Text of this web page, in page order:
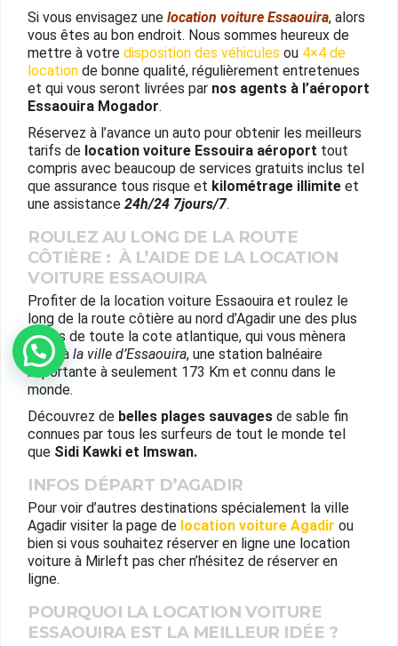
Si vous envisagez une location voiture Essaouira, alors
vous êtes au bon endroit. Nous sommes heureux de
mettre à votre disposition des véhicules ou 4×4 de
location de bonne qualité, régulièrement entretenues
et qui vous seront livrées par nos agents à l’aéroport
Essaouira Mogador.
Réservez à l’avance un auto pour obtenir les meilleurs
tarifs de location voiture Essouira aéroport tout
compris avec beaucoup de services gratuits inclus tel
que assurance tous risque et kilométrage illimite et
une assistance 24h/24 7jours/7.
ROULEZ AU LONG DE LA ROUTE
CÔTIÈRE : À L’AIDE DE LA LOCATION
VOITURE ESSAOUIRA
Profiter de la location voiture Essaouira et roulez le
long de la route côtière au nord d’Agadir une des plus
belles de toute la cote atlantique, qui vous mènera
jusqu’à la ville d’Essaouira, une station balnéaire
importante à seulement 173 Km et connu dans le
monde.
Découvrez de belles plages sauvages de sable fin
connues par tous les surfeurs de tout le monde tel
que Sidi Kawki et Imswan.
INFOS DÉPART D’AGADIR
Pour voir d’autres destinations spécialement la ville
Agadir visiter la page de location voiture Agadir ou
bien si vous souhaitez réserver en ligne une location
voiture à Mirleft pas cher n’hésitez de réserver en
ligne.
POURQUOI LA LOCATION VOITURE
ESSAOUIRA EST LA MEILLEUR IDÉE ?
Whatsapp